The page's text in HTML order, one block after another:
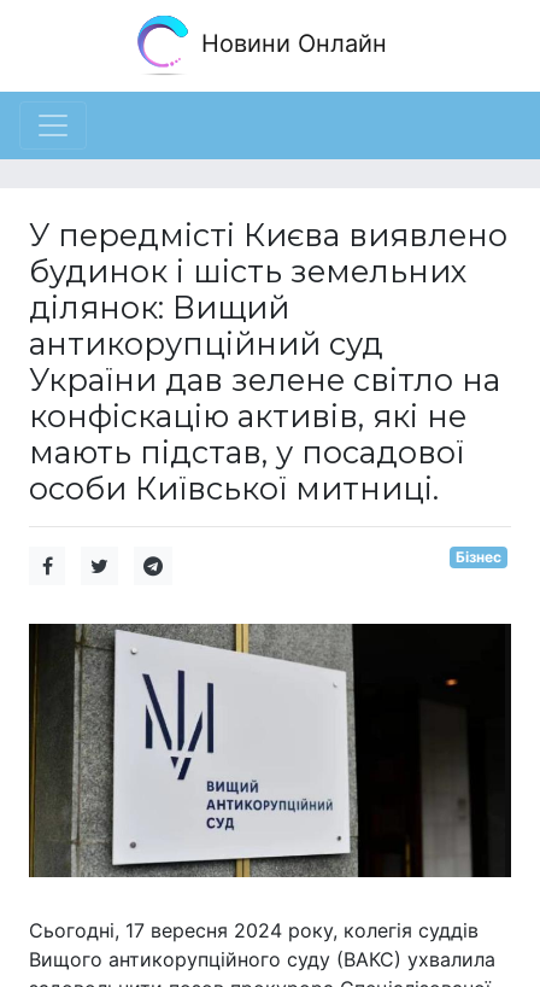
Новини Онлайн
У передмісті Києва виявлено
будинок і шість земельних
ділянок: Вищий
антикорупційний суд
України дав зелене світло на
конфіскацію активів, які не
мають підстав, у посадової
особи Київської митниці.
Бізнес
Сьогодні, 17 вересня 2024 року, колегія суддів
Вищого антикорупційного суду (ВАКС) ухвалила